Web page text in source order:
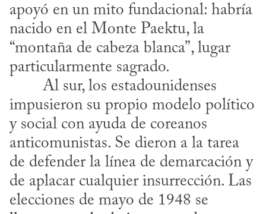
apoyó en un mito fundacional: habría
nacido en el Monte Paektu, la
“montaña de cabeza blanca”, lugar
particularmente sagrado.
impusieron su propio modelo político
y social con ayuda de coreanos
anticomunistas. Se dieron a la tarea
de defender la línea de demarcación y
de aplacar cualquier insurrección. Las
elecciones de mayo de 1948 se